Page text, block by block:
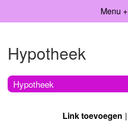
Menu +
Hypotheek
Hypotheek
Link toevoegen